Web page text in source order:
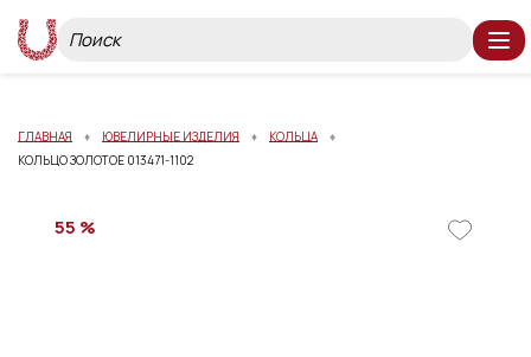
ГЛАВНАЯ ЮВЕЛИРНЫЕ ИЗДЕЛИЯ
КОЛЬЦА
КОЛЬЦО ЗОЛОТОЕ 013471-1102
55 %